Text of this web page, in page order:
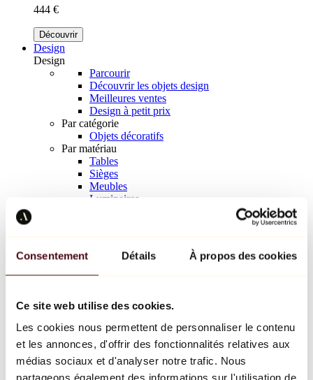
Consentement Détails À propos des cookies
Ce site web utilise des cookies.
Les cookies nous permettent de personnaliser le contenu
et les annonces, d'offrir des fonctionnalités relatives aux
médias sociaux et d'analyser notre trafic. Nous
partageons également des informations sur l'utilisation de
444 €
Découvrir
Design
Design
Parcourir
Découvrir les objets design
Meilleures ventes
Design à petit prix
Par catégorie
Objets décoratifs
Par matériau
Tables
Sièges
Meubles
Luminaires
Richard Orlinski
Keith Haring
Jeff Koons
Jean-Michel Basquiat
Tous les designers
Œuvre de la semaine